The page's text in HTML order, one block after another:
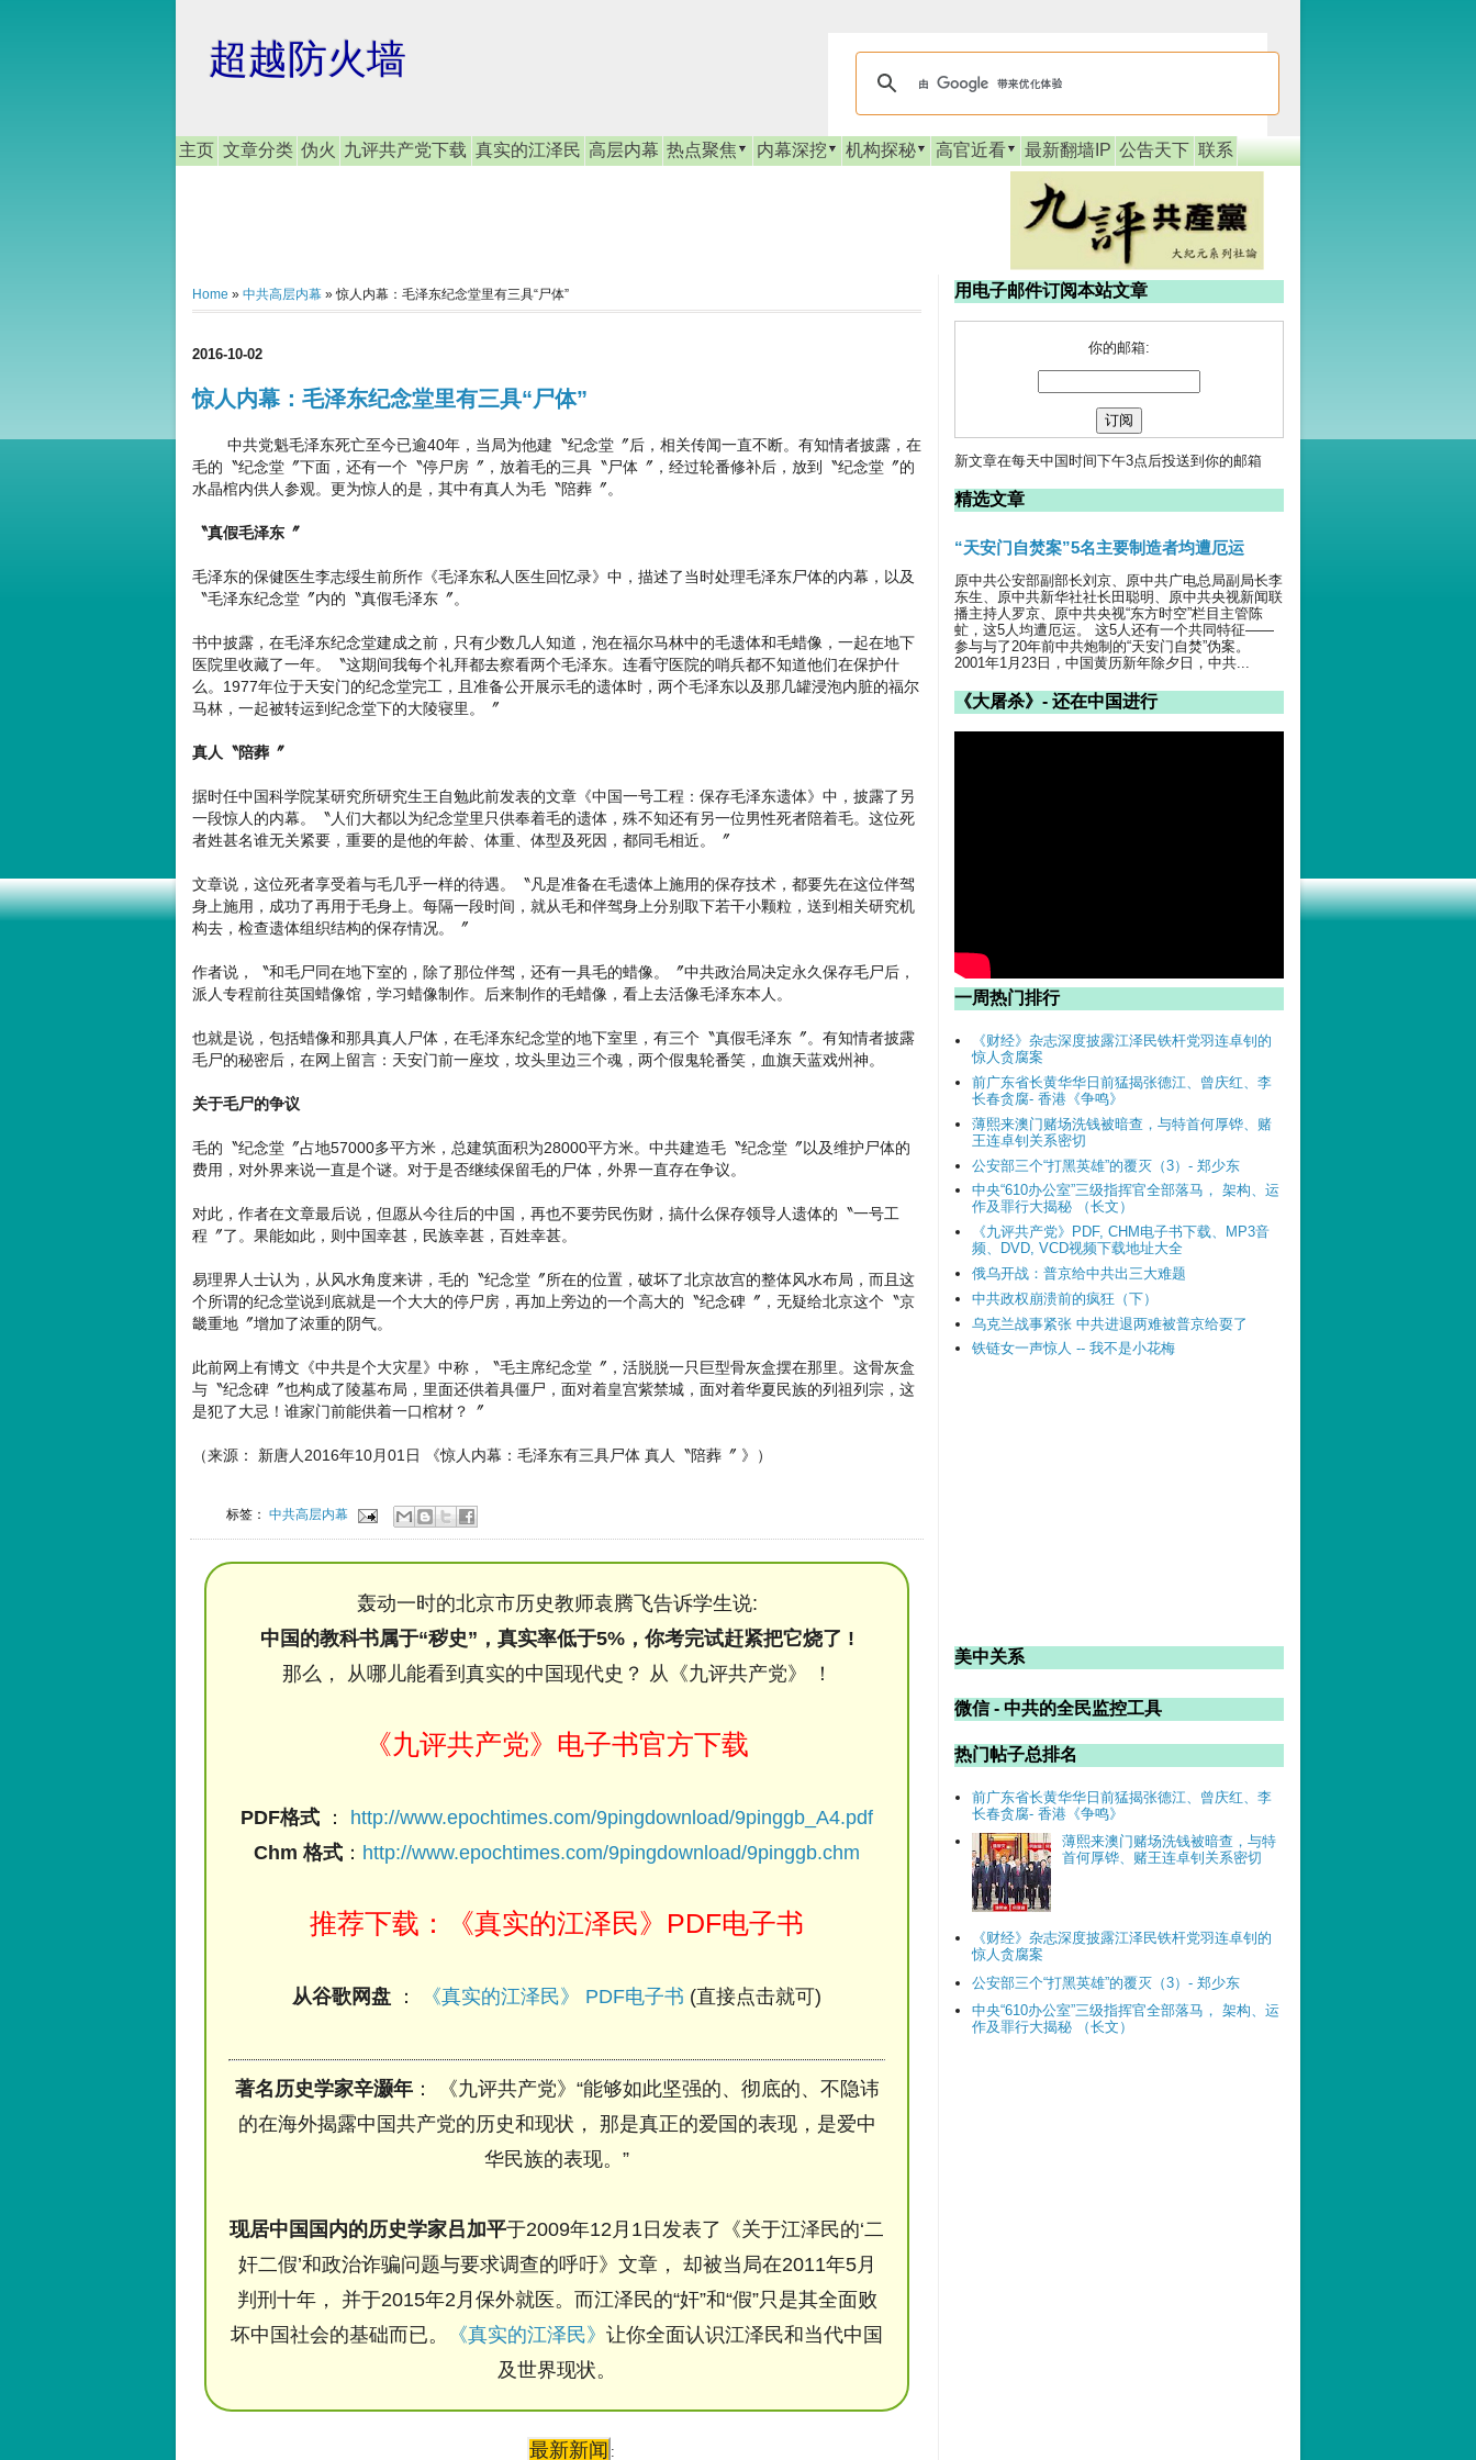
超越防火墙
主页 文章分类 伪火 九评共产党下载 真实的江泽民 高层内幕 热点聚焦 内幕深挖 机构探秘 高官近看 最新翻墙IP 公告天下 联系
Home » 中共高层内幕 »惊人内幕：毛泽东纪念堂里有三具“尸体”
2016-10-02
惊人内幕：毛泽东纪念堂里有三具“尸体”
中共党魁毛泽东死亡至今已逾40年，当局为他建〝纪念堂〞后，相关传闻一直不断。有知情者披露，在
毛的〝纪念堂〞下面，还有一个〝停尸房〞，放着毛的三具〝尸体〞，经过轮番修补后，放到〝纪念堂〞的
水晶棺内供人参观。更为惊人的是，其中有真人为毛〝陪葬〞。
〝真假毛泽东〞
毛泽东的保健医生李志绥生前所作《毛泽东私人医生回忆录》中，描述了当时处理毛泽东尸体的内幕，以及
〝毛泽东纪念堂〞内的〝真假毛泽东〞。
书中披露，在毛泽东纪念堂建成之前，只有少数几人知道，泡在福尔马林中的毛遗体和毛蜡像，一起在地下
医院里收藏了一年。〝这期间我每个礼拜都去察看两个毛泽东。连看守医院的哨兵都不知道他们在保护什
么。1977年位于天安门的纪念堂完工，且准备公开展示毛的遗体时，两个毛泽东以及那几罐浸泡内脏的福尔
马林，一起被转运到纪念堂下的大陵寝里。〞
真人〝陪葬〞
据时任中国科学院某研究所研究生王自勉此前发表的文章《中国一号工程：保存毛泽东遗体》中，披露了另
一段惊人的内幕。〝人们大都以为纪念堂里只供奉着毛的遗体，殊不知还有另一位男性死者陪着毛。这位死
者姓甚名谁无关紧要，重要的是他的年龄、体重、体型及死因，都同毛相近。〞
文章说，这位死者享受着与毛几乎一样的待遇。〝凡是准备在毛遗体上施用的保存技术，都要先在这位伴驾
身上施用，成功了再用于毛身上。每隔一段时间，就从毛和伴驾身上分别取下若干小颗粒，送到相关研究机
构去，检查遗体组织结构的保存情况。〞
作者说，〝和毛尸同在地下室的，除了那位伴驾，还有一具毛的蜡像。〞中共政治局决定永久保存毛尸后，
派人专程前往英国蜡像馆，学习蜡像制作。后来制作的毛蜡像，看上去活像毛泽东本人。
也就是说，包括蜡像和那具真人尸体，在毛泽东纪念堂的地下室里，有三个〝真假毛泽东〞。有知情者披露
毛尸的秘密后，在网上留言：天安门前一座坟，坟头里边三个魂，两个假鬼轮番笑，血旗天蓝戏州神。
关于毛尸的争议
毛的〝纪念堂〞占地57000多平方米，总建筑面积为28000平方米。中共建造毛〝纪念堂〞以及维护尸体的
费用，对外界来说一直是个谜。对于是否继续保留毛的尸体，外界一直存在争议。
对此，作者在文章最后说，但愿从今往后的中国，再也不要劳民伤财，搞什么保存领导人遗体的〝一号工
程〞了。果能如此，则中国幸甚，民族幸甚，百姓幸甚。
易理界人士认为，从风水角度来讲，毛的〝纪念堂〞所在的位置，破坏了北京故宫的整体风水布局，而且这
个所谓的纪念堂说到底就是一个大大的停尸房，再加上旁边的一个高大的〝纪念碑〞，无疑给北京这个〝京
畿重地〞增加了浓重的阴气。
此前网上有博文《中共是个大灾星》中称，〝毛主席纪念堂〞，活脱脱一只巨型骨灰盒摆在那里。这骨灰盒
与〝纪念碑〞也构成了陵墓布局，里面还供着具僵尸，面对着皇宫紫禁城，面对着华夏民族的列祖列宗，这
是犯了大忌！谁家门前能供着一口棺材？〞
（来源： 新唐人2016年10月01日 《惊人内幕：毛泽东有三具尸体 真人〝陪葬〞 》）
标签：中共高层内幕
轰动一时的北京市历史教师袁腾飞告诉学生说:
中国的教科书属于“秽史”，真实率低于5%，你考完试赶紧把它烧了 !
那么， 从哪儿能看到真实的中国现代史？ 从《九评共产党》 ！
《九评共产党》电子书官方下载
PDF格式 ： http://www.epochtimes.com/9pingdownload/9pinggb_A4.pdf
Chm 格式 ： http://www.epochtimes.com/9pingdownload/9pinggb.chm
推荐下载：《真实的江泽民》PDF电子书
从谷歌网盘 ： 《真实的江泽民》 PDF电子书 (直接点击就可)
著名历史学家辛灏年： 《九评共产党》“能够如此坚强的、彻底的、不隐讳
的在海外揭露中国共产党的历史和现状， 那是真正的爱国的表现，是爱中
华民族的表现。”
现居中国国内的历史学家吕加平于2009年12月1日发表了《关于江泽民的‘二
奸二假’和政治诈骗问题与要求调查的呼吁》文章， 却被当局在2011年5月
判刑十年， 并于2015年2月保外就医。而江泽民的“奸”和“假”只是其全面败
坏中国社会的基础而已。
《真实的江泽民》 让你全面认识江泽民和当代中国
及世界现状。
最新新闻 :
用电子邮件订阅本站文章
你的邮箱:
新文章在每天中国时间下午3点后投送到你的邮箱
精选文章
“天安门自焚案”5名主要制造者均遭厄运
原中共公安部副部长刘京、原中共广电总局副局长李
东生、原中共新华社社长田聪明、原中共央视新闻联
播主持人罗京、原中共央视“东方时空”栏目主管陈
虻，这5人均遭厄运。 这5人还有一个共同特征——
参与与了20年前中共炮制的“天安门自焚”伪案。
2001年1月23日，中国黄历新年除夕日，中共...
《大屠杀》- 还在中国进行
一周热门排行
《财经》杂志深度披露江泽民铁杆党羽连卓钊的
惊人贪腐案
前广东省长黄华华日前猛揭张德江、曾庆红、李
长春贪腐- 香港《争鸣》
薄熙来澳门赌场洗钱被暗查，与特首何厚铧、赌
王连卓钊关系密切
公安部三个“打黑英雄”的覆灭（3）- 郑少东
中央“610办公室”三级指挥官全部落马， 架构、运
作及罪行大揭秘 （长文）
《九评共产党》PDF, CHM电子书下载、MP3音
频、DVD, VCD视频下载地址大全
俄乌开战：普京给中共出三大难题
中共政权崩溃前的疯狂（下）
乌克兰战事紧张 中共进退两难被普京给耍了
铁链女一声惊人 -- 我不是小花梅
美中关系
微信 - 中共的全民监控工具
热门帖子总排名
前广东省长黄华华日前猛揭张德江、曾庆红、李
长春贪腐- 香港《争鸣》
薄熙来澳门赌场洗钱被暗查，与特
首何厚铧、赌王连卓钊关系密切
《财经》杂志深度披露江泽民铁杆党羽连卓钊的
惊人贪腐案
公安部三个“打黑英雄”的覆灭（3）- 郑少东
中央“610办公室”三级指挥官全部落马， 架构、运
作及罪行大揭秘 （长文）